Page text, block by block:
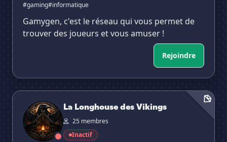
#gaming#informatique
Gamygen, c'est le réseau qui vous permet de
trouver des joueurs et vous amuser !
Rejoindre
La Longhouse des Vikings
La Longhouse des Vikings
25 membres
Inactif